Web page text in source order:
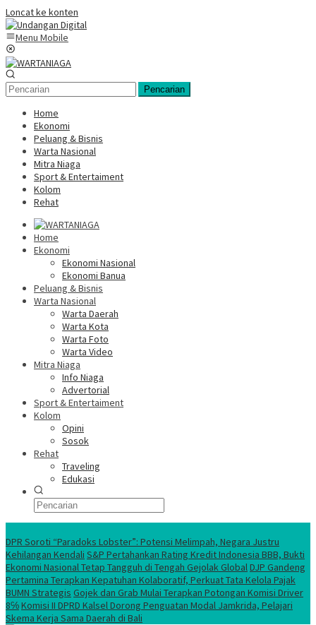
Loncat ke konten
Menu Mobile
Pencarian
Home
Ekonomi
Peluang & Bisnis
Warta Nasional
Mitra Niaga
Sport & Entertaiment
Kolom
Rehat
Home
Ekonomi
Ekonomi Nasional
Ekonomi Banua
Peluang & Bisnis
Warta Nasional
Warta Daerah
Warta Kota
Warta Foto
Warta Video
Mitra Niaga
Info Niaga
Advertorial
Sport & Entertaiment
Kolom
Opini
Sosok
Rehat
Traveling
Edukasi
DPR Soroti “Paradoks Lobster”: Potensi Melimpah, Negara Justru
Kehilangan Kendali S&P Pertahankan Rating Kredit Indonesia BBB, Bukti
Ekonomi Nasional Tetap Tangguh di Tengah Gejolak GlobalDJP Gandeng
Pertamina Terapkan Kepatuhan Kolaboratif, Perkuat Tata Kelola Pajak
BUMN Strategis Gojek dan Grab Mulai Terapkan Potongan Komisi Driver
8℅Komisi II DPRD Kalsel Dorong Penguatan Modal Jamkrida, Pelajari
Skema Kerja Sama Daerah di Bali